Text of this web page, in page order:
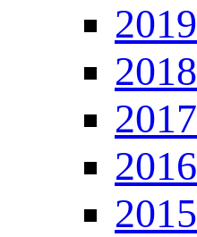
2019
2018
2017
2016
2015